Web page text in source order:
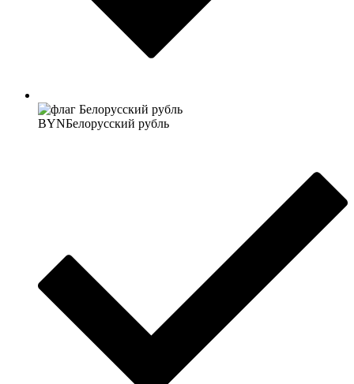
BYNБелорусский рубль